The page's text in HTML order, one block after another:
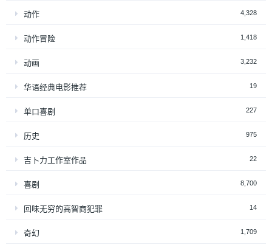
动作 4,328
动作冒险 1,418
动画 3,232
华语经典电影推荐 19
单口喜剧 227
历史 975
吉卜力工作室作品 22
喜剧 8,700
回味无穷的高智商犯罪 14
奇幻 1,709